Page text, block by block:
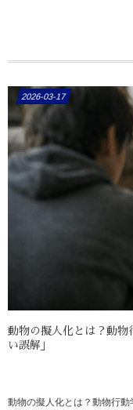
2026-03-17
動物の擬人化とは？動物
い誤解」
動物の擬人化とは？動物行